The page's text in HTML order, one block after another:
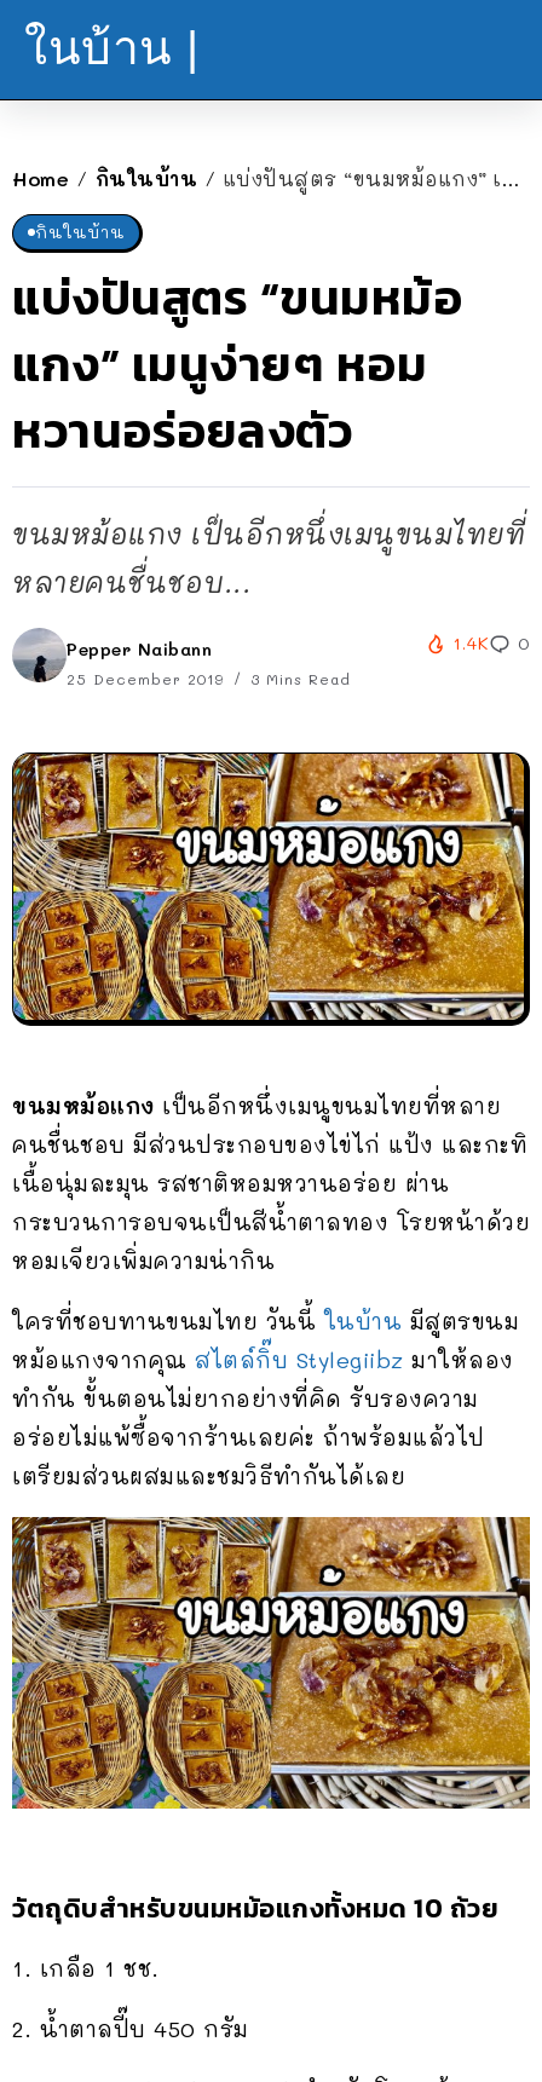
ในบ้าน |
Home / กินในบ้าน / แบ่งปันสูตร “ขนมหม้อแกง” เมนูง่ายๆ หอมหวานอร่อยลงตัว
กินในบ้าน
แบ่งปันสูตร “ขนมหม้อ
แกง” เมนูง่ายๆ หอม
หวานอร่อยลงตัว
ขนมหม้อแกง เป็นอีกหนึ่งเมนูขนมไทยที่
หลายคนชื่นชอบ...
Pepper Naibann
25 December 2019 3 Mins Read
1.4K 0
ขนมหม้อแกง เป็นอีกหนึ่งเมนูขนมไทยที่หลาย
คนชื่นชอบ มีส่วนประกอบของไข่ไก่ แป้ง และกะทิ
เนื้อนุ่มละมุน รสชาติหอมหวานอร่อย ผ่าน
กระบวนการอบจนเป็นสีน้ำตาลทอง โรยหน้าด้วย
หอมเจียวเพิ่มความน่ากิน
ใครที่ชอบทานขนมไทย วันนี้ในบ้าน มีสูตรขนม
หม้อแกงจากคุณ สไตล์กิ๊บ Stylegiibz มาให้ลอง
ทำกัน ขั้นตอนไม่ยากอย่างที่คิด รับรองความ
อร่อยไม่แพ้ซื้อจากร้านเลยค่ะ ถ้าพร้อมแล้วไป
เตรียมส่วนผสมและชมวิธีทำกันได้เลย
วัตถุดิบสำหรับขนมหม้อแกงทั้งหมด 10 ถ้วย
1. เกลือ 1 ชช.
2. น้ำตาลปี๊บ 450 กรัม